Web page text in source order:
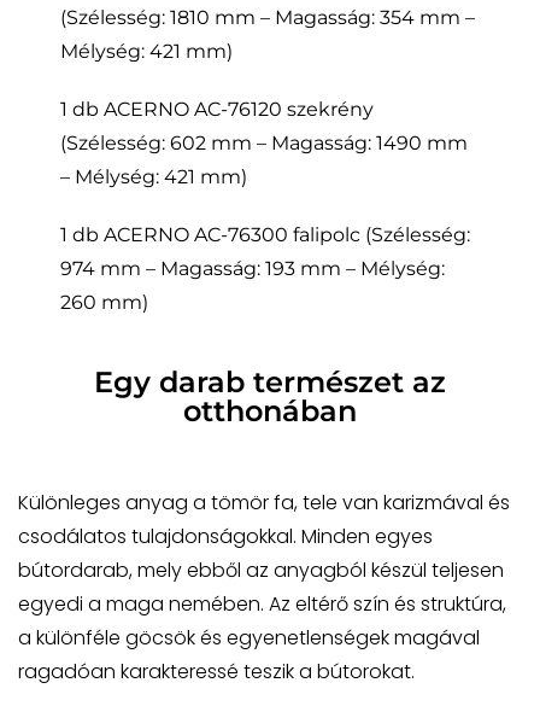
(Szélesség: 1810 mm – Magasság: 354 mm –
Mélység: 421 mm)
1 db ACERNO AC-76120 szekrény
(Szélesség: 602 mm – Magasság: 1490 mm
– Mélység: 421 mm)
1 db ACERNO AC-76300 falipolc (Szélesség:
974 mm – Magasság: 193 mm – Mélység:
260 mm)
Egy darab természet az
otthonában
Különleges anyag a tömör fa, tele van karizmával és
csodálatos tulajdonságokkal. Minden egyes
bútordarab, mely ebből az anyagból készül teljesen
egyedi a maga nemében. Az eltérő szín és struktúra,
a különféle göcsök és egyenetlenségek magával
ragadóan karakteressé teszik a bútorokat.